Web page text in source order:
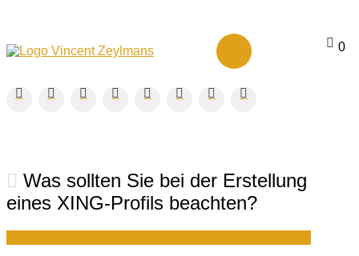
0
Was sollten Sie bei der Erstellung
eines XING-Profils beachten?